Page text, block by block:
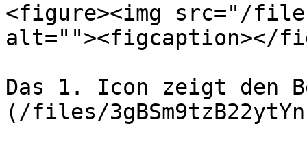
<figure><img src="/files/
alt=""><figcaption></
Das 1. Icon zeigt den
(/files/